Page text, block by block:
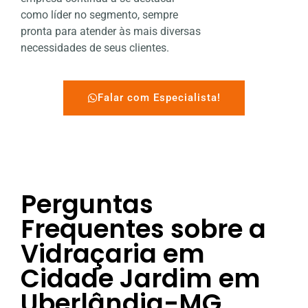
como líder no segmento, sempre
pronta para atender às mais diversas
necessidades de seus clientes.
Falar com Especialista!
Perguntas
Frequentes sobre a
Vidraçaria em
Cidade Jardim em